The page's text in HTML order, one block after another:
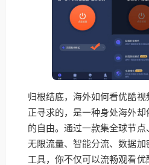
归根结底，海外如何看优酷
正寻求的，是一种身处海外
的自由。通过一款集全球节点
无限流量、智能分流、数据
工具，你不仅可以流畅观看